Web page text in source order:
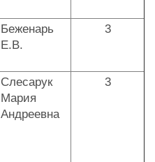
Беженарь
Е.В.
3
Слесарук
Мария
Андреевна
3